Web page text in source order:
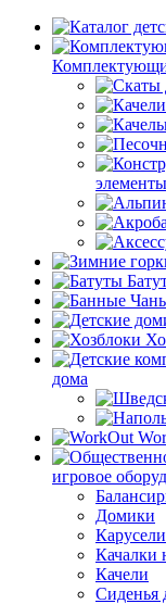
элементы
дома
игровое
Домики
Карусели
Качалки
Качели
Сиденья